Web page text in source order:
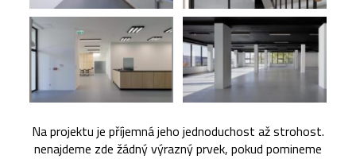
Na projektu je příjemná jeho jednoduchost až strohost.
nenajdeme zde žádný výrazný prvek, pokud pomineme